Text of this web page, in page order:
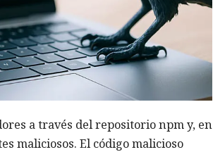
a través del repositorio npm y, en
maliciosos. El código malicioso